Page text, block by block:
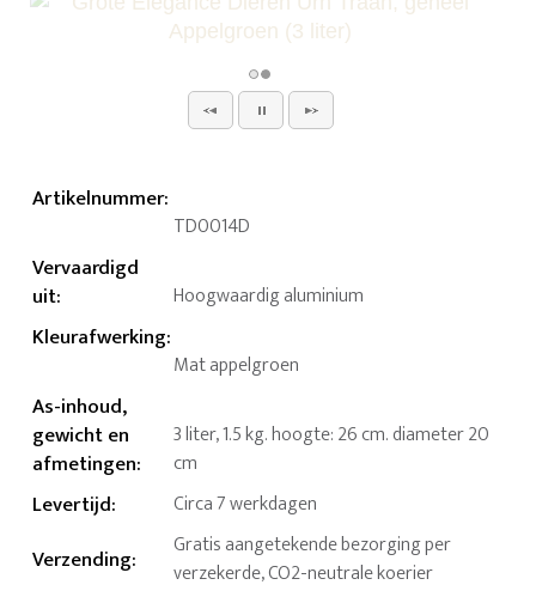
Artikelnummer:
TD0014D
Vervaardigd
uit: Hoogwaardig aluminium
Kleurafwerking:
Mat appelgroen
As-inhoud,
gewicht en
afmetingen:
3 liter, 1.5 kg. hoogte: 26 cm. diameter 20
cm
Levertijd: Circa 7 werkdagen
Verzending:
Gratis aangetekende bezorging per
verzekerde, CO2-neutrale koerier